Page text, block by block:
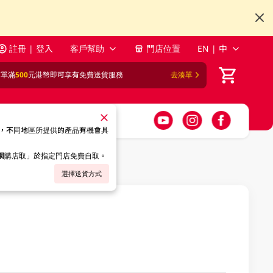
註冊 | 登入 客戶幫助 門店位置 EN | 中
滿500元港幣即可享有免費送貨服務 去湊單
不同地區所提供的產品有機會具
店取」於指定門店免費自取。
選擇送貨方式